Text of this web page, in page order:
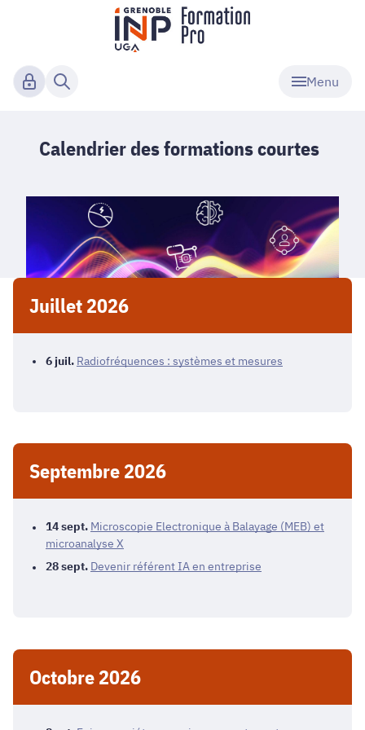
Menu
Calendrier des formations courtes
Juillet 2026
6 juil. Radiofréquences : systèmes et mesures
Septembre 2026
14sept. Microscopie Electronique à Balayage (MEB) et
microanalyse X
28sept. Devenir référent IA en entreprise
Octobre 2026